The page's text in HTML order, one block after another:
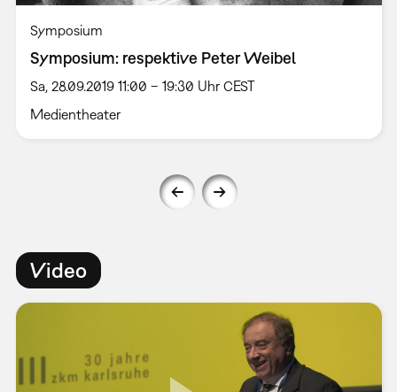
Symposium
Symposium: respektive Peter Weibel
Sa, 28.09.2019 11:00 – 19:30 Uhr CEST
Medientheater
Video